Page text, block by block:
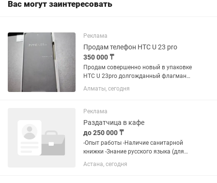
Вас могут заинтересовать
Реклама
Продам телефон HTC U 23 pro
350 000 ₸
Продам совершенно новый в упаковке
HTC U 23pro долгожданный флагман
лучшей компании.В комплекте
отличный кожаный чехол книжка и
заткнут за пояс НТС. Камеры звук и...
Алматы, сегодня
Реклама
Раздатчица в кафе
до 250 000 ₸
-Опыт работы -Наличие санитарной
книжки -Знание русского языка (для
чтения заказов) -коммуникабельность,
ответственность
Астана, сегодня